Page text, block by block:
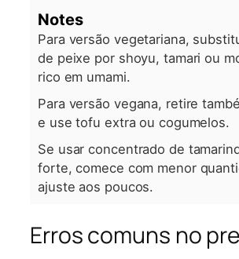
Notes
Para versão vegetariana,
de peixe por shoyu, tamari ou
rico em umami.
Para versão vegana, retire
e use tofu extra ou cogumelos.
Se usar concentrado de
forte, comece com menor
ajuste aos poucos.
Erros comuns no